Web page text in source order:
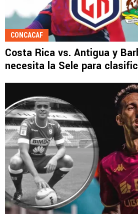
CONCACAF
Costa Rica vs. Antigua y
necesita la Sele para